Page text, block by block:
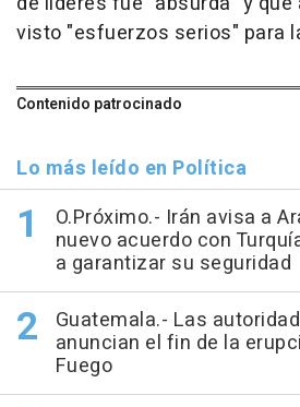
visto "esfuerzos serios" para
Contenido patrocinado
Lo más leído en Política
O.Próximo.- Irán avisa a
nuevo acuerdo con
a garantizar su seguridad
Guatemala.- Las
anuncian el fin de la
Fuego